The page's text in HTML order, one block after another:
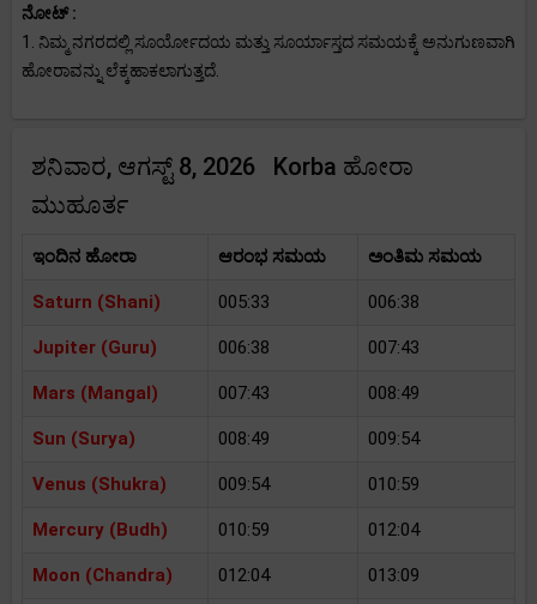
ನೋಟ್ :
1. ನಿಮ್ಮ ನಗರದಲ್ಲಿ ಸೂರ್ಯೋದಯ ಮತ್ತು ಸೂರ್ಯಾಸ್ತದ ಸಮಯಕ್ಕೆ ಅನುಗುಣವಾಗಿ
ಹೋರಾವನ್ನು ಲೆಕ್ಕಹಾಕಲಾಗುತ್ತದೆ.
ಶನಿವಾರ, ಆಗಸ್ಟ್ 8, 2026 Korba ಹೋರಾ
ಮುಹೂರ್ತ
ಇಂದಿನ ಹೋರಾ ಆರಂಭ ಸಮಯ ಅಂತಿಮ ಸಮಯ
Saturn (Shani) 005:33 006:38
Jupiter (Guru) 006:38 007:43
Mars (Mangal) 007:43 008:49
Sun (Surya) 008:49 009:54
Venus (Shukra) 009:54 010:59
Mercury (Budh) 010:59 012:04
Moon (Chandra) 012:04 013:09